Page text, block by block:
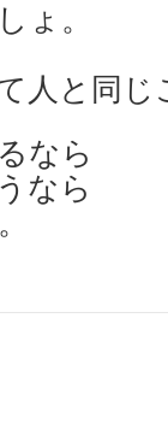
ょ。
人と同じ
なら
なら